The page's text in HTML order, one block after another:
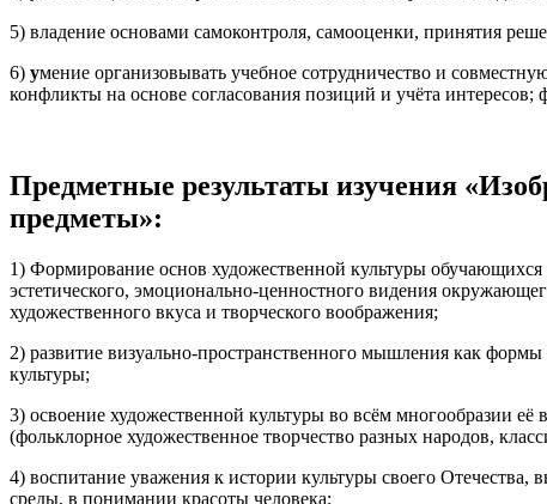
5) владение основами самоконтроля, самооценки, принятия
6) умение организовывать учебное сотрудничество и
конфликты на основе согласования позиций и учёта интересов;
Предметные результаты изучения
предметы»:
1) Формирование основ художественной культуры
эстетического, эмоционально-ценностного видения
художественного вкуса и творческого воображения;
2) развитие визуально-пространственного мышления как
культуры;
3) освоение художественной культуры во всём многообразии
(фольклорное художественное творчество разных народов,
4) воспитание уважения к истории культуры своего Отечества,
среды, в понимании красоты человека;